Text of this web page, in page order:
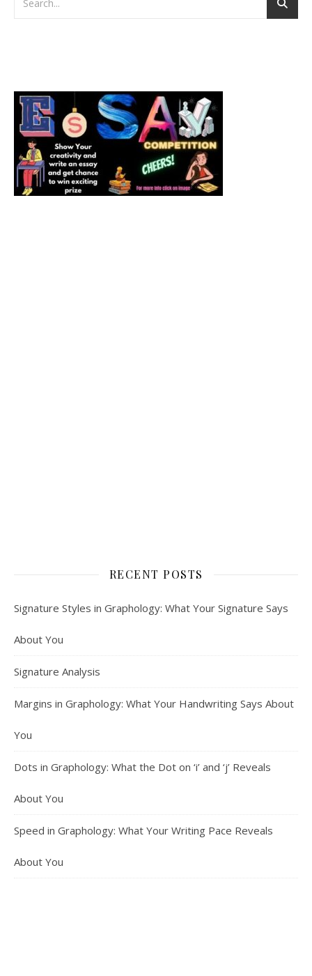
RECENT POSTS
Signature Styles in Graphology: What Your Signature Says
About You
Signature Analysis
Margins in Graphology: What Your Handwriting Says About
You
Dots in Graphology: What the Dot on ‘i’ and ‘j’ Reveals
About You
Speed in Graphology: What Your Writing Pace Reveals
About You